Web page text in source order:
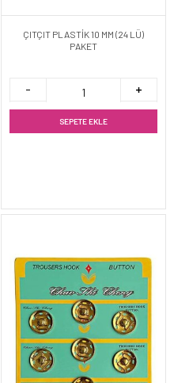
ÇITÇIT PLASTİK 10 MM (24 LÜ)
PAKET
SEPETE EKLE